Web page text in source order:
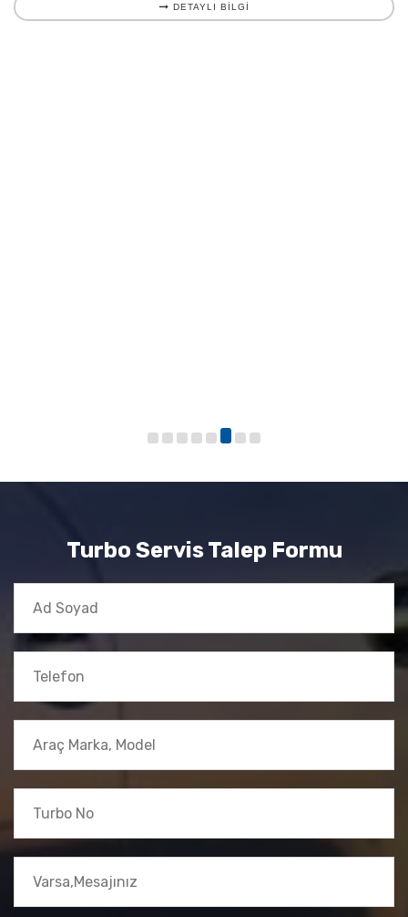
DETAYLI BILGI
Turbo Servis Talep Formu